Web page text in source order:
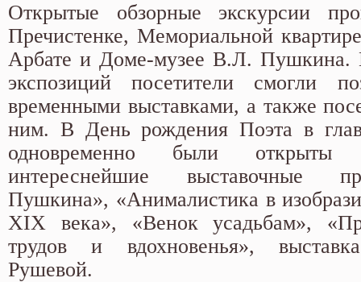
Открытые обзорные экскурсии
Пречистенке, Мемориальной
Арбате и Доме-музее В.Л. Пушкина.
экспозиций посетители смогли
временными выставками, а также
ним. В День рождения Поэта в
одновременно были открыты
интереснейшие выставочные
Пушкина», «Анималистика в
XIX века», «Венок усадьбам»,
трудов и вдохновенья»,
Рушевой.